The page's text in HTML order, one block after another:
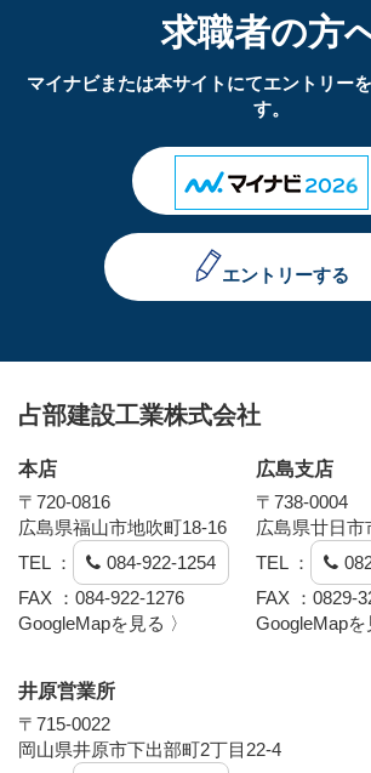
求職者の方
マイナビまたは本サイトにてエントリー
す。
エントリーする
占部建設工業株式会社
本店
〒720-0816
広島県福山市地吹町18-16
TEL ：
084-922-1254
FAX ：084-922-1276
GoogleMapを見る 〉
広島支店
〒738-0004
広島県廿日市
TEL ：
FAX ：0829-
GoogleMapを
井原営業所
〒715-0022
岡山県井原市下出部町2丁目22-4